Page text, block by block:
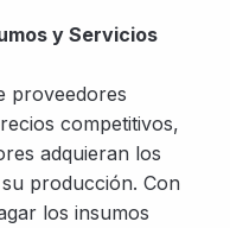
y Servicios
proveedores
competitivos,
adquieran los
producción. Con
los insumos